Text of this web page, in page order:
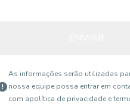
As informações serão utilizadas
nossa equipe possa entrar em
com apolítica de privacidade e